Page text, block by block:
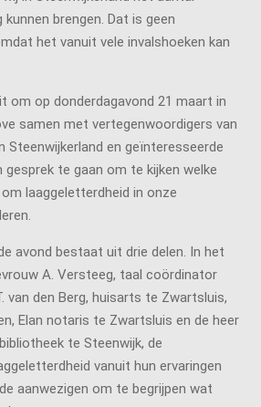
brengen. Dat is geen
het vanuit vele invalshoeken kan
om op donderdagavond 21 maart in
samen met vertegenwoordigers van
Steenwijkerland en geïnteresseerde
gesprek te gaan om te kijken welke
laaggeletterdheid in onze
avond bestaat uit drie delen. In het
A. Versteeg, taal coördinator
van den Berg, huisarts te Zwartsluis,
Elan notaris te Zwartsluis en de heer
te Steenwijk, de
vanuit hun ervaringen
aanwezigen om te begrijpen wat